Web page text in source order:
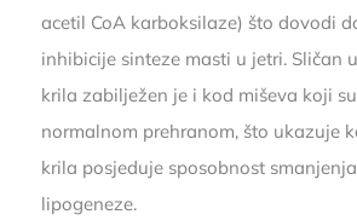
acetil CoA karboksilaze) što dovodi
inhibicije sinteze masti u jetri. Sličan
krila zabilježen je i kod miševa koji
normalnom prehranom, što ukazuje
krila posjeduje sposobnost
lipogeneze.